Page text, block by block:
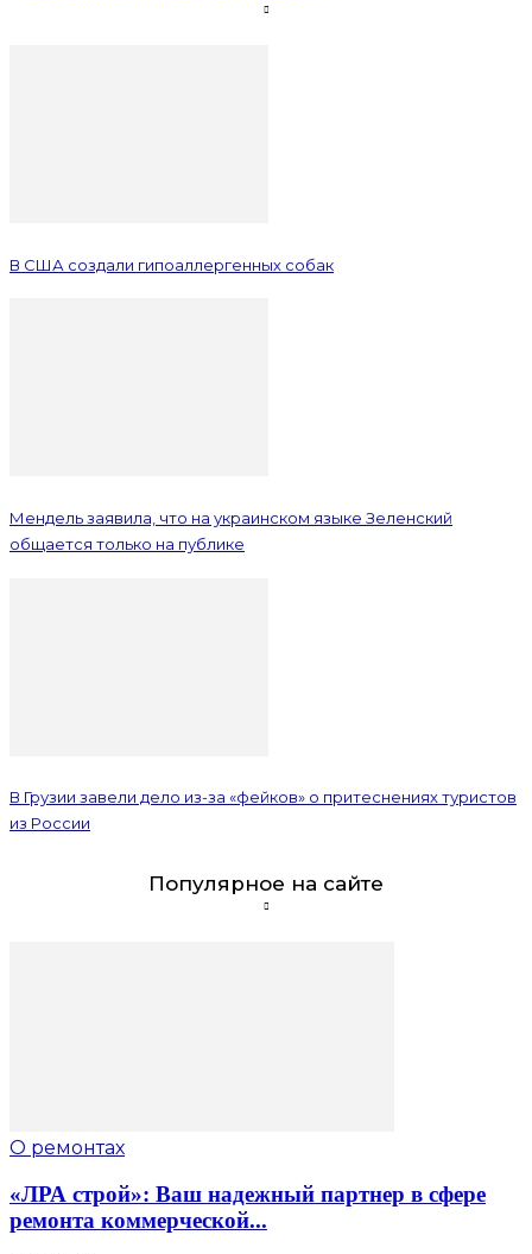
В США создали гипоаллергенных собак
Мендель заявила, что на украинском языке Зеленский
общается только на публике
В Грузии завели дело из-за «фейков» о притеснениях туристов
из России
Популярное на сайте
О ремонтах
«ЛРА строй»: Ваш надежный партнер в сфере
ремонта коммерческой...